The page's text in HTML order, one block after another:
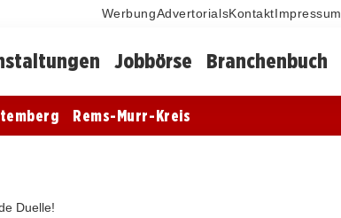
WerbungAdvertorialsKontakt Impressum
Jobbörse Branchenbuch
Rems-Murr-Kreis
Duelle!